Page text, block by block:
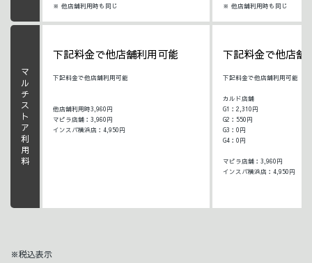
※ 他店舗利用時も同じ ※ 他店舗利用時も同じ
マルチストア利用料
下記料金で他店舗利用可能
下記料金で他店舗利用可能
他店舗利用時3,960円
マピラ店舗：3,960円
インスパ横浜店：4,950円
下記料金で他店舗
下記料金で他店舗利用可能
カルド店舗
G1：2,310円
G2：550円
G3：0円
G4：0円
マピラ店舗：3,960円
インスパ横浜店：4,950円
※税込表示